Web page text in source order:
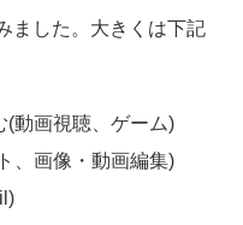
ました。大きくは下記
(動画視聴、ゲーム)
、画像・動画編集)